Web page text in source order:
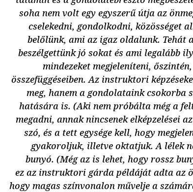
soha nem volt egy egyszerű útja az
cselekedni, gondolkodni, közösséget
belőlünk, ami az igaz oldalunk.
beszélgettünk jó sokat és ami legalább
mindezeket megjeleníteni,
összefüggéseiben. Az instruktori
meg, hanem a gondolataink csokorba
hatására is. (Aki nem próbálta még a
megadni, annak nincsenek elképzelései
szó, és a tett egysége kell, hogy
gyakoroljuk, illetve oktatjuk. A lélek
bunyó. (Még az is lehet, hogy rossz
ez az instruktori gárda példáját adta az
hogy magas színvonalon művelje a